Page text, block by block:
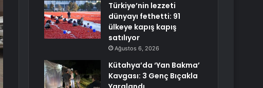
Türkiye’nin lezzeti
dünyayı fethetti: 91
ülkeye kapış kapış
satılıyor
Ağustos 6, 2026
Kütahya’da ‘Yan Bakma’
Kavgası: 3 Genç Bıçakla